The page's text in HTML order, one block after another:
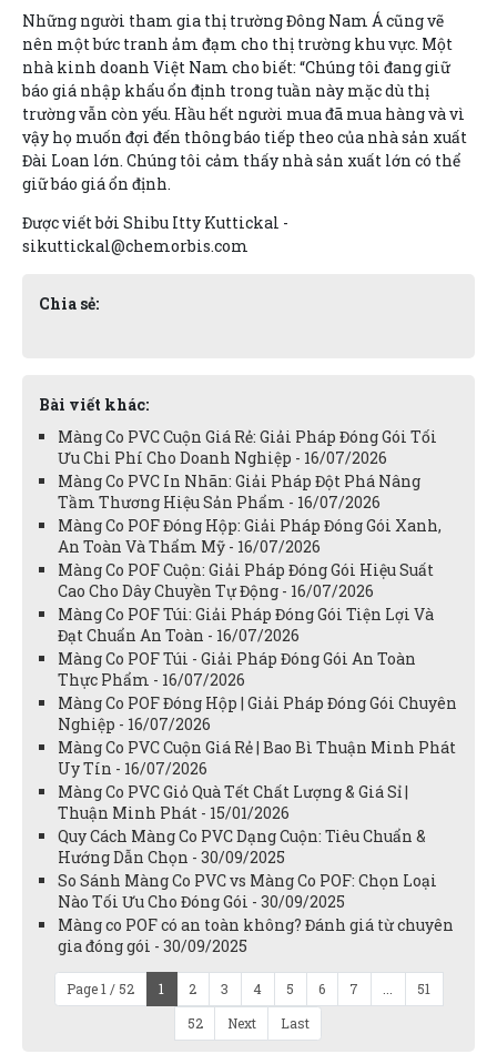
Những người tham gia thị trường Đông Nam Á cũng vẽ
nên một bức tranh ảm đạm cho thị trường khu vực. Một
nhà kinh doanh Việt Nam cho biết: “Chúng tôi đang giữ
báo giá nhập khẩu ổn định trong tuần này mặc dù thị
trường vẫn còn yếu. Hầu hết người mua đã mua hàng và vì
vậy họ muốn đợi đến thông báo tiếp theo của nhà sản xuất
Đài Loan lớn. Chúng tôi cảm thấy nhà sản xuất lớn có thể
giữ báo giá ổn định.
Được viết bởi Shibu Itty Kuttickal -
sikuttickal@chemorbis.com
Chia sẻ:
Bài viết khác:
Màng Co PVC Cuộn Giá Rẻ: Giải Pháp Đóng Gói Tối
Ưu Chi Phí Cho Doanh Nghiệp - 16/07/2026
Màng Co PVC In Nhãn: Giải Pháp Đột Phá Nâng
Tầm Thương Hiệu Sản Phẩm - 16/07/2026
Màng Co POF Đóng Hộp: Giải Pháp Đóng Gói Xanh,
An Toàn Và Thẩm Mỹ - 16/07/2026
Màng Co POF Cuộn: Giải Pháp Đóng Gói Hiệu Suất
Cao Cho Dây Chuyền Tự Động - 16/07/2026
Màng Co POF Túi: Giải Pháp Đóng Gói Tiện Lợi Và
Đạt Chuẩn An Toàn - 16/07/2026
Màng Co POF Túi - Giải Pháp Đóng Gói An Toàn
Thực Phẩm - 16/07/2026
Màng Co POF Đóng Hộp | Giải Pháp Đóng Gói Chuyên
Nghiệp - 16/07/2026
Màng Co PVC Cuộn Giá Rẻ | Bao Bì Thuận Minh Phát
Uy Tín - 16/07/2026
Màng Co PVC Giỏ Quà Tết Chất Lượng & Giá Sỉ |
Thuận Minh Phát - 15/01/2026
Quy Cách Màng Co PVC Dạng Cuộn: Tiêu Chuẩn &
Hướng Dẫn Chọn - 30/09/2025
So Sánh Màng Co PVC vs Màng Co POF: Chọn Loại
Nào Tối Ưu Cho Đóng Gói - 30/09/2025
Màng co POF có an toàn không? Đánh giá từ chuyên
gia đóng gói - 30/09/2025
Page 1 / 52 1 2 3 4 5 6 7
51
52
Next Last